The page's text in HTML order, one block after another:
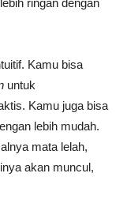
Kamu bisa
untuk
Kamu juga bisa
lebih mudah.
mata lelah,
akan muncul,